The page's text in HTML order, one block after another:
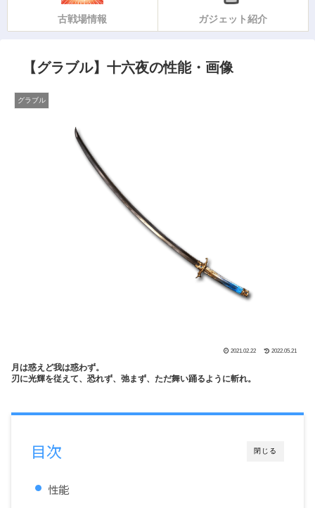
古戦場情報 ガジェット紹介
【グラブル】十六夜の性能・画像
グラブル
2021.02.22 2022.05.21
月は惑えど我は惑わず。
刃に光輝を従えて、恐れず、弛まず、ただ舞い踊るように斬れ。
閉じる
目次
性能